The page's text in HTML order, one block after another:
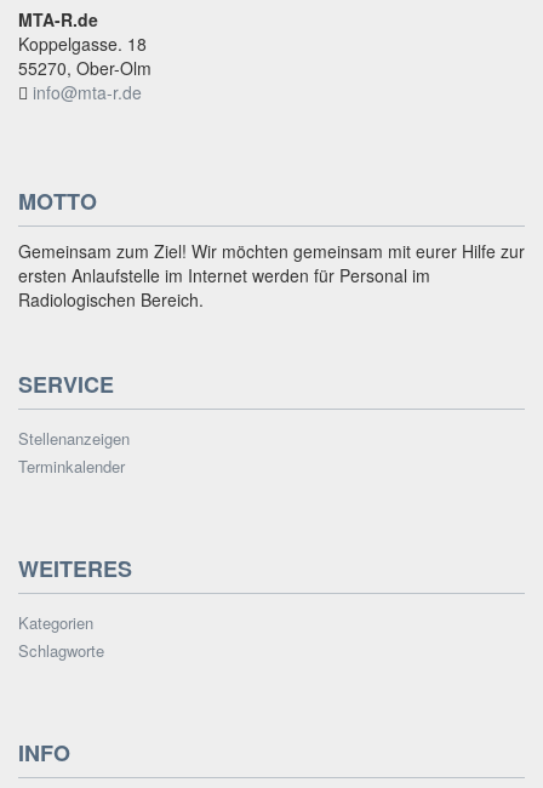
MTA-R.de
Koppelgasse. 18
55270, Ober-Olm
info@mta-r.de
MOTTO
Gemeinsam zum Ziel! Wir möchten gemeinsam mit eurer Hilfe zur
ersten Anlaufstelle im Internet werden für Personal im
Radiologischen Bereich.
SERVICE
Stellenanzeigen
Terminkalender
WEITERES
Kategorien
Schlagworte
INFO